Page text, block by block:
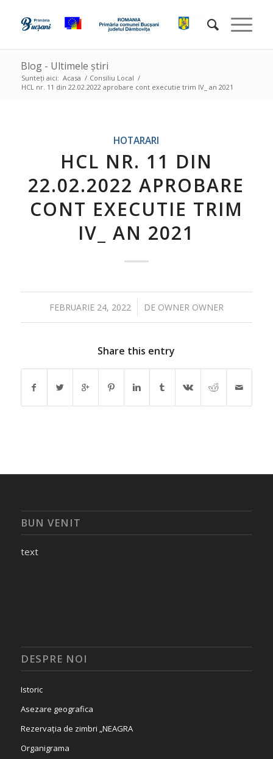
Blog - Ultimele știri
Sunteți aici: Acasa / Consiliu Local /
HCL nr. 11 din 22.02.2022 aprobare cont executie trim IV_ an 2021
HOTARARI
HCL NR. 11 DIN
22.02.2022 APROBARE
CONT EXECUTIE TRIM
IV_ AN 2021
FEBRUARIE 24, 2022
/ DE OWNER OWNER
Share this entry
BUN VENIT
text
DESPRE NOI
Istoric
Asezare geografica
Rezervația de zimbri „NEAGRA
Organigrama